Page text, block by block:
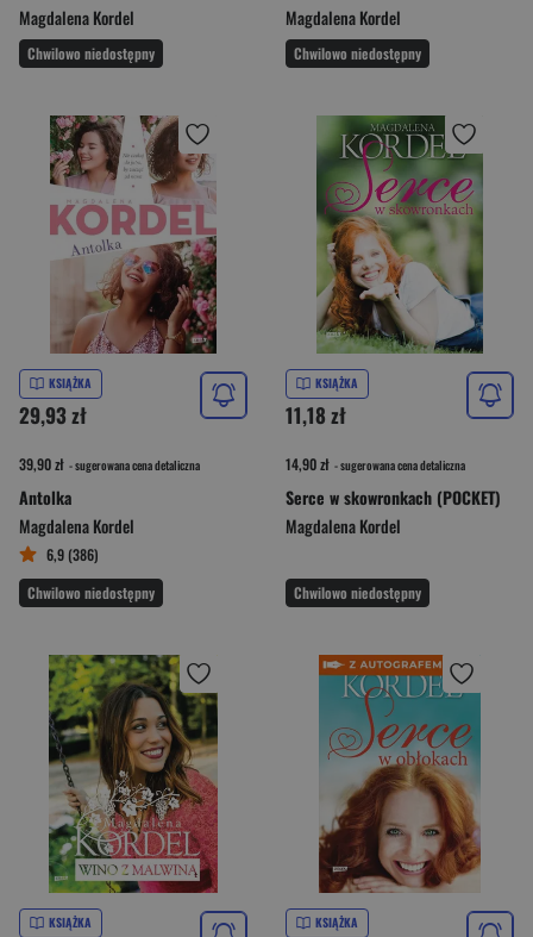
Magdalena Kordel
Chwilowo niedostępny
Magdalena Kordel
Chwilowo niedostępny
KSIĄŻKA
29,93 zł
39,90 zł - sugerowana cena detaliczna
Antolka
Magdalena Kordel
6,9 (386)
Chwilowo niedostępny
KSIĄŻKA
11,18 zł
14,90 zł - sugerowana cena detaliczna
Serce w skowronkach (POCKET)
Magdalena Kordel
Chwilowo niedostępny
KSIĄŻKA KSIĄŻKA